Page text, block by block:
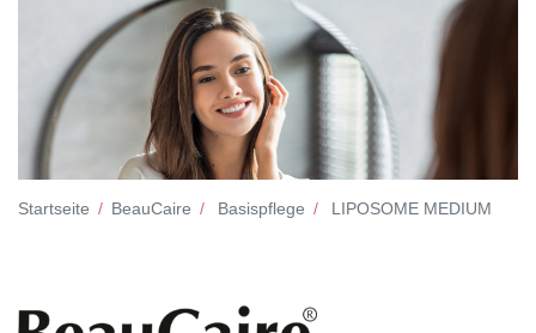
Startseite BeauCaire Basispflege LIPOSOME MEDIUM